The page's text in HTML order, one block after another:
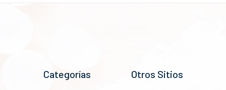
Categorías Otros Sitios